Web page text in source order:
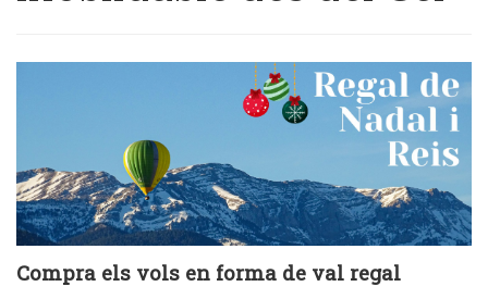
Compra els vols en forma de val regal